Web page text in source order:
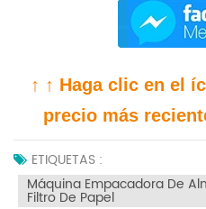
↑ ↑ Haga clic en el
precio más
ETIQUETAS :
Máquina Empacadora De
Filtro De Papel